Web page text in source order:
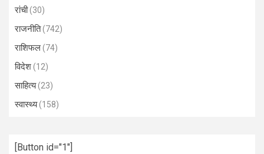
रांची(30)
राजनीति(742)
राशिफल(74)
विदेश(12)
साहित्य(23)
स्वास्थ्य(158)
[Button id="1"]